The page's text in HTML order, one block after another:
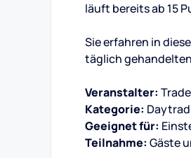
läuft bereits ab 15
Sie erfahren in
täglich
Veranstalter:
Kategorie:
Geeignet für:
Teilnahme: Gäste